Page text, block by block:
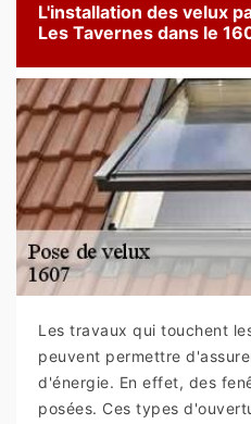
L'installation des velux
Les Tavernes dans le
Les travaux qui touchent
peuvent permettre
d'énergie. En effet, des
posées. Ces types